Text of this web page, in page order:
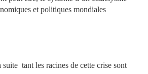
et politiques mondiales
suite tant les racines de cette crise sont